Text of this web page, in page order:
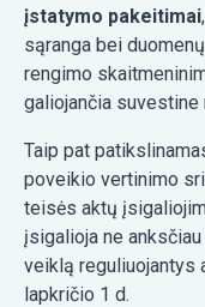
įstatymo pakeitimai
sąranga bei
rengimo
galiojančia suvestine
Taip pat
poveikio vertinimo
teisės aktų
įsigalioja ne
veiklą reguliuojantys
lapkričio 1 d.